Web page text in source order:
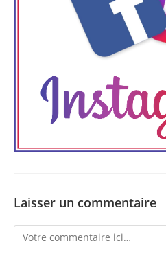
Laisser un commentaire
Comment